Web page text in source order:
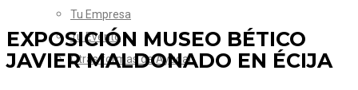
Tu Empresa
Tu Evento
Otras formas de Ayudar
EXPOSICIÓN MUSEO BÉTICO
JAVIER MALDONADO EN ÉCIJA